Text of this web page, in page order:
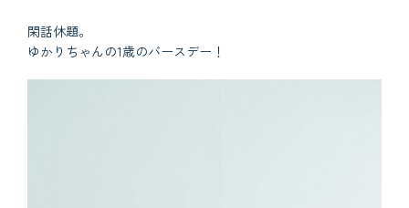
閑話休題。
ゆかりちゃんの1歳のバースデー！